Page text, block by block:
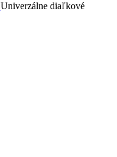
Univerzálne diaľkové